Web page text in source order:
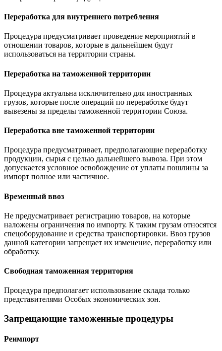
Переработка для внутреннего потребления
Процедура предусматривает проведение мероприятий в
отношении товаров, которые в дальнейшем будут
использоваться на территории страны.
Переработка на таможенной территории
Процедура актуальна исключительно для иностранных
грузов, которые после операций по переработке будут
вывезены за пределы таможенной территории Союза.
Переработка вне таможенной территории
Процедура предусматривает, предполагающие переработку
продукции, сырья с целью дальнейшего вывоза. При этом
допускается условное освобождение от уплаты пошлины за
импорт полное или частичное.
Временный ввоз
Не предусматривает регистрацию товаров, на которые
наложены ограничения по импорту. К таким грузам относятся
спецоборудование и средства транспортировки. Ввоз грузов
данной категории запрещает их изменение, переработку или
обработку.
Свободная таможенная территория
Процедура предполагает использование склада только
представителями Особых экономических зон.
Запрещающие таможенные процедуры
Реимпорт